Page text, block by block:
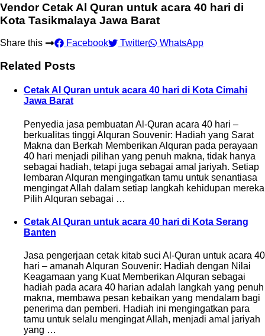
Vendor Cetak Al Quran untuk acara 40 hari di
Kota Tasikmalaya Jawa Barat
Share this Facebook Twitter WhatsApp
Related Posts
Cetak Al Quran untuk acara 40 hari di Kota Cimahi
Jawa Barat
Penyedia jasa pembuatan Al-Quran acara 40 hari –
berkualitas tinggi Alquran Souvenir: Hadiah yang Sarat
Makna dan Berkah Memberikan Alquran pada perayaan
40 hari menjadi pilihan yang penuh makna, tidak hanya
sebagai hadiah, tetapi juga sebagai amal jariyah. Setiap
lembaran Alquran mengingatkan tamu untuk senantiasa
mengingat Allah dalam setiap langkah kehidupan mereka
Pilih Alquran sebagai …
Cetak Al Quran untuk acara 40 hari di Kota Serang
Banten
Jasa pengerjaan cetak kitab suci Al-Quran untuk acara 40
hari – amanah Alquran Souvenir: Hadiah dengan Nilai
Keagamaan yang Kuat Memberikan Alquran sebagai
hadiah pada acara 40 harian adalah langkah yang penuh
makna, membawa pesan kebaikan yang mendalam bagi
penerima dan pemberi. Hadiah ini mengingatkan para
tamu untuk selalu mengingat Allah, menjadi amal jariyah
yang …